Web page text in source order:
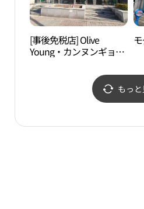
[事後免税店] Olive
Young・カンヌンギョド
もっと